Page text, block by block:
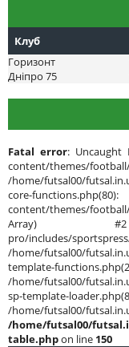
Клуб
Горизонт
Днiпро 75
Fatal error: Uncaught
content/themes/
/home/futsal00/
core-
content/themes/
Array) #2 /
pro/includes/
/home/futsal00/
template-
/home/futsal00/
sp-template-
/home/futsal00/
/home/futsal00/
table.phpon line 150